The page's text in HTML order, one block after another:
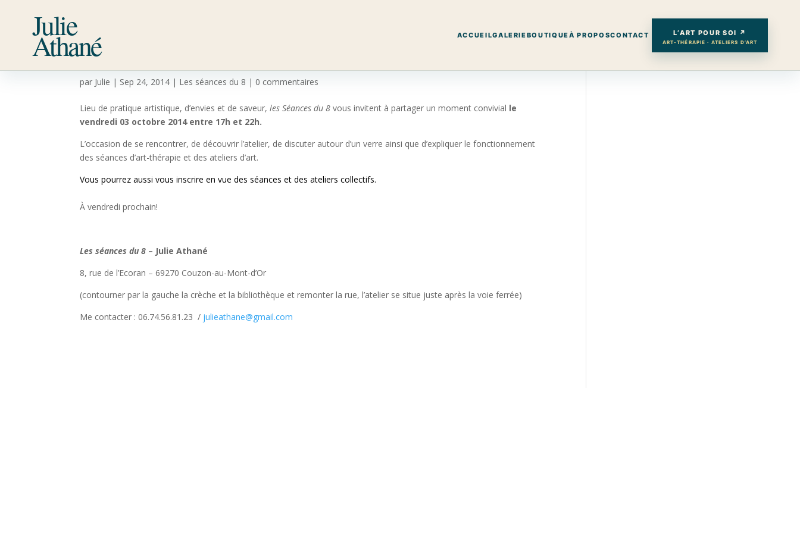
Julie
Athané ACCUEILGALERIEBOUTIQUEÀ PROPOSCONTACT L’ART POUR SOI ↗
ART-THÉRAPIE · ATELIERS D’ART
Portes Ouvertes de l’atelier
par Julie | Sep 24, 2014 | Les séances du 8 | 0 commentaires
Lieu de pratique artistique, d’envies et de saveur,les Séances du 8vous invitent à partager un moment convivial le
vendredi 03 octobre 2014 entre 17h et 22h.
L’occasion de se rencontrer, de découvrir l’atelier, de discuter autour d’un verre ainsi que d’expliquer le fonctionnement
des séances d’art-thérapie et des ateliers d’art.
Vous pourrez aussi vous inscrire en vue des séances et des ateliers collectifs.
À vendredi prochain!
Les séances du 8 – Julie Athané
8, rue de l’Ecoran – 69270 Couzon-au-Mont-d’Or
(contourner par la gauche la crèche et la bibliothèque et remonter la rue, l’atelier se situe juste après la voie ferrée)
Me contacter : 06.74.56.81.23 / julieathane@gmail.com